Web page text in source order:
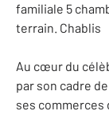
familiale 5
terrain. Chablis
Au cœur du
par son cadre
ses commerces